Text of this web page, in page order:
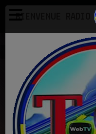
Photos Exemple
EN CE MOMENT
BIENVENUE RADIO